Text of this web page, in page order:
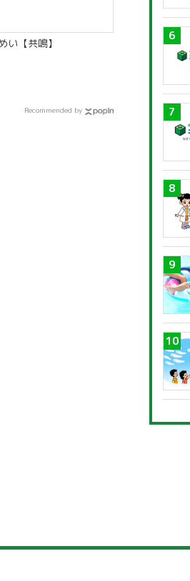
い【共鳴】
Recommended by